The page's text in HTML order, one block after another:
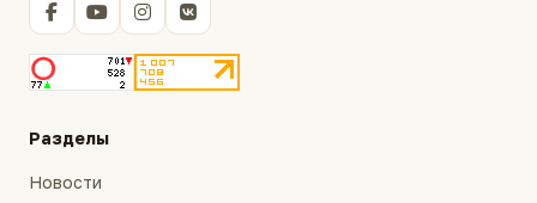
Разделы
Новости